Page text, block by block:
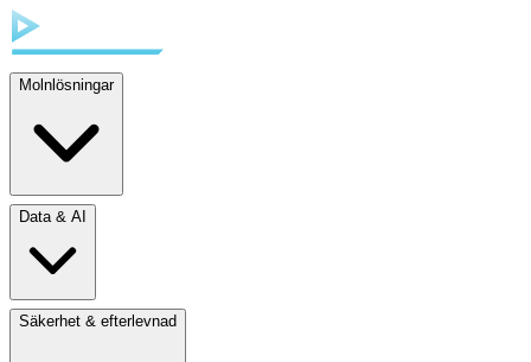
Molnlösningar
Data & AI
Säkerhet & efterlevnad